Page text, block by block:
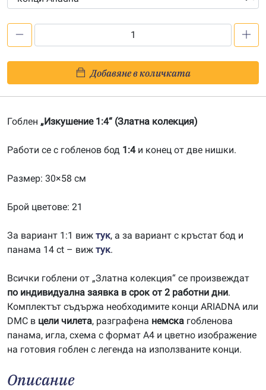
1:4-
20191163
Добавяне в количката
Гоблен „Изкушение 1:4“ (Златна колекция)
Работи се с гобленов бод 1:4и конец от две нишки.
Размер: 30×58 см
Брой цветове: 21
За вариант 1:1 виж тук, а за вариант с кръстат бод и
панама 14 ct – виж тук.
Всички гоблени от „Златна колекция“ се произвеждат
по индивидуална заявка в срок от 2 работни дни.
Комплектът съдържа необходимите конци ARIADNA или
DMC в цели чилета, разграфена немска гобленова
панама, игла, схема с формат А4 и цветно изображение
на готовия гоблен с легенда на използваните конци.
Описание